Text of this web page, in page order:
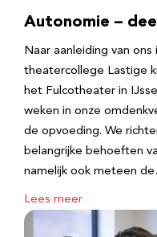
Autonomie –
Naar aanleiding van
theatercollege Lastige
het Fulcotheater in
weken in onze
de opvoeding. We
belangrijke behoeften
namelijk ook meteen
Lees meer